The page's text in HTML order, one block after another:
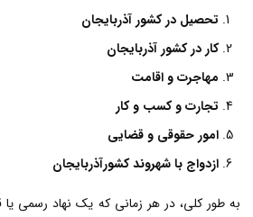
تحصیل در کشور آذربایجان
کار در کشور آذربایجان
مهاجرت و اقامت
تجارت و کسب و کار
امور حقوقی و قضایی
ازدواج با شهروند کشورآذربایجان
به طور کلی، در هر زمانی که یک نهاد رسمی یا